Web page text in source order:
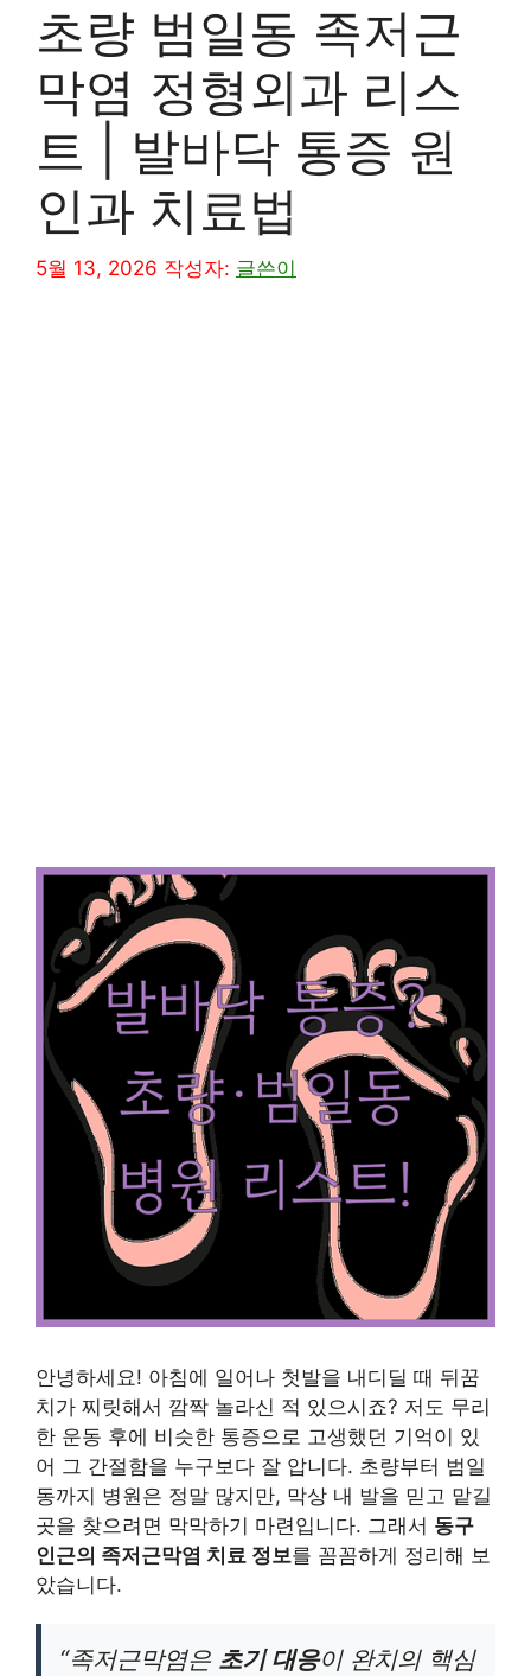
초량 범일동 족저근
막염 정형외과 리스
트 | 발바닥 통증 원
인과 치료법
5월 13, 2026 작성자: 글쓴이
안녕하세요! 아침에 일어나 첫발을 내디딜 때 뒤꿈
치가 찌릿해서 깜짝 놀라신 적 있으시죠? 저도 무리
한 운동 후에 비슷한 통증으로 고생했던 기억이 있
어 그 간절함을 누구보다 잘 압니다. 초량부터 범일
동까지 병원은 정말 많지만, 막상 내 발을 믿고 맡길
곳을 찾으려면 막막하기 마련입니다. 그래서 동구
인근의 족저근막염 치료 정보를 꼼꼼하게 정리해 보
았습니다.
“족저근막염은 초기 대응이 완치의 핵심